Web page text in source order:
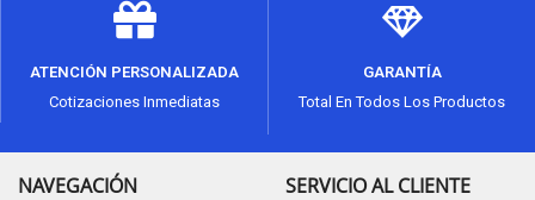
ATENCIÓN PERSONALIZADA
Cotizaciones Inmediatas
GARANTÍA
Total En Todos Los Productos
NAVEGACIÓN SERVICIO AL CLIENTE